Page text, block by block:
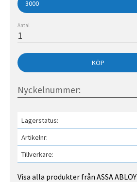
Antal
KÖP
Lagerstatus
Artikelnr
Tillverkare
Visa alla produkter från ASSA ABLOY